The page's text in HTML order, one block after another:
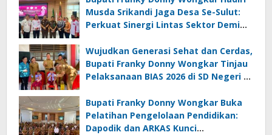
Musda Srikandi Jaga Desa Se-Sulut:
Perkuat Sinergi Lintas Sektor Demi
Wujudkan Generasi Sehat dan Cerdas,
Bupati Franky Donny Wongkar Tinjau
Pelaksanaan BIAS 2026 di SD Negeri 2
Bupati Franky Donny Wongkar Buka
Pelatihan Pengelolaan Pendidikan:
Dapodik dan ARKAS Kunci